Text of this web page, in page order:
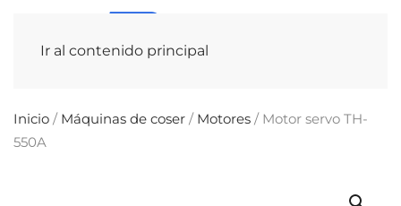
Ir al contenido principal
Inicio / Máquinas de coser / Motores / Motor servo TH-
550A